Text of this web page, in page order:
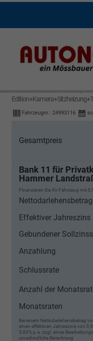
Fahrzeugnr.: 24993116
Gesamtpreis
Bank 11 für
Hammer
Finanzieren Sie Ihr Fahrzeug mit
Nettodarlehensbetrag
Effektiver Jahreszins
Gebundener
Anzahlung
Schlussrate
Anzahl der
Monatsraten
Bei einem Nettodarlehensbetrag
einen effektiven Jahreszins von
5,83% p.a. zzgl. eines
unverbindliche Berechnung